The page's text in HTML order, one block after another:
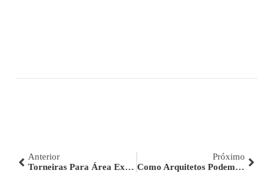
Anterior
Torneiras Para Área Externa: A Fani Nos Momentos Que Acontecem Fora De Casa
Próximo
Como Arquitetos Podem Criar Projetos Comerciais Impactantes Com A Linha: Barbara Dundes 800